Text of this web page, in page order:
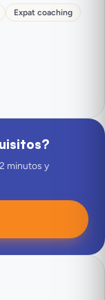
Expat coaching
minutos y